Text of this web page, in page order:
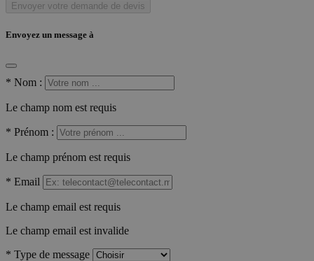
Envoyer votre demande de devis
Envoyez un message à
* Nom :
Le champ nom est requis
* Prénom :
Le champ prénom est requis
* Email
Le champ email est requis
Le champ email est invalide
* Type de message